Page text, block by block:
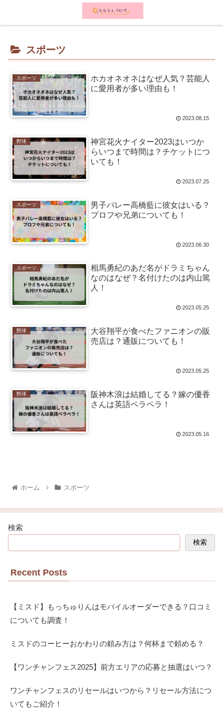
スポーツ
スポーツ
ホカオネオネはなぜ人気？芸能人
に愛用者が多い理由も！
2023.08.15
野球
神宮花火ナイター2023はいつか
らいつまで時間は？チケットにつ
いても！
2023.07.25
スポーツ
男子バレー高橋藍に彼女はいる？
プロフや兄弟についても！
2023.06.30
スポーツ
相馬勇紀のあだ名がドラミちゃん
なのはなぜ？名付けたのは内山篤
人！
2023.05.25
野球
大谷翔平が食べたファニオンの販
売店は？通販についても！
2023.05.25
野球
阪神木浪は結婚してる？嫁の優香
さんは英語ペラペラ！
2023.05.16
ホーム スポーツ
検索
検索
Recent Posts
【ミスド】もっちゅりんはモバイルオーダーできる？口コミ
についても調査！
ミスドのコーヒーおかわりの頼み方は？何杯まで頼める？
【ワンチャンフェス2025】前方エリアの応募と抽選はいつ？
ワンチャンフェスのリセールはいつから？リセール方法につ
いてもご紹介！